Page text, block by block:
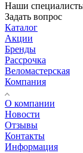
Наши
Задать вопрос
Каталог
Акции
Бренды
Рассрочка
Веломастерская
Компания
О компании
Новости
Отзывы
Контакты
Информация